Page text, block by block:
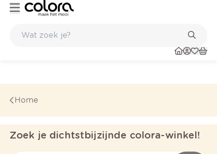
Home
Zoek je dichtstbijzijnde colora-winkel!